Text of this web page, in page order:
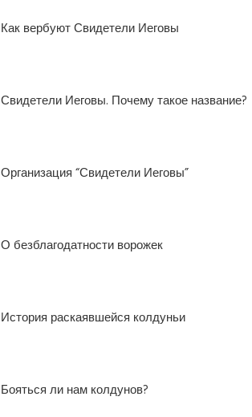
Как вербуют Свидетели Иеговы
Свидетели Иеговы. Почему такое название?
Организация “Свидетели Иеговы”
О безблагодатности ворожек
История раскаявшейся колдуньи
Бояться ли нам колдунов?